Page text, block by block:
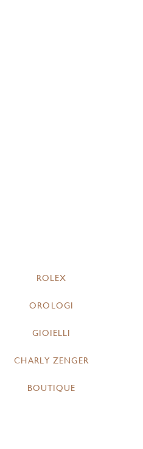
ROLEX
OROLOGI
GIOIELLI
CHARLY ZENGER
BOUTIQUE